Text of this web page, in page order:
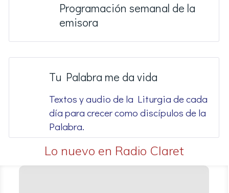
Programación semanal de la
emisora
Tu Palabra me da vida
Textos y audio de la Liturgia de cada
día para crecer como discípulos de la
Palabra.
Lo nuevo en Radio Claret